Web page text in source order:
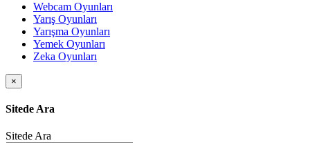
Webcam Oyunları
Yarış Oyunları
Yarışma Oyunları
Yemek Oyunları
Zeka Oyunları
×
Sitede Ara
Sitede Ara